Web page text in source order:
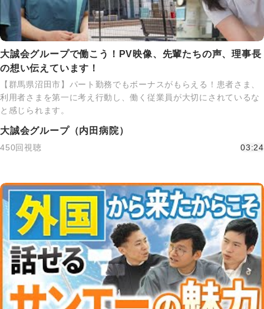
大誠会グループで働こう！PV映像、先輩たちの声、理事長
の想い伝えています！
【群馬県沼田市】パート勤務でもボーナスがもらえる！患者さま、
利用者さまを第一に考え行動し、働く従業員が大切にされているな
と感じられます。
大誠会グループ（内田病院）
450回視聴 03:24